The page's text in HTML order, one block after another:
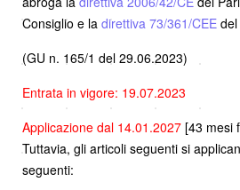
Consiglio e la direttiva 73/361/CEE
(GU n. 165/1 del 29.06.2023)
Entrata in vigore: 19.07.2023
Applicazione dal 14.01.2027 [43 mesi
Tuttavia, gli articoli seguenti si
seguenti: